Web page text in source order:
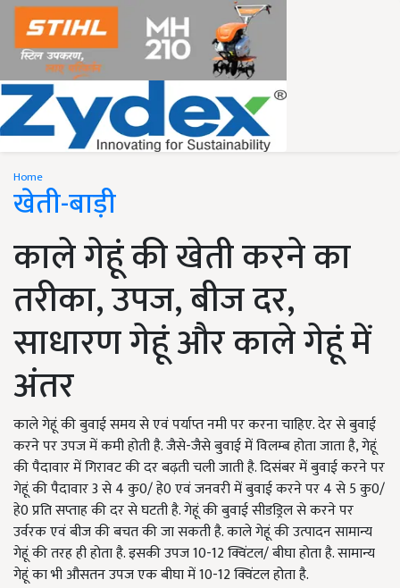
Home
खेती-बाड़ी
काले गेहूं की खेती करने का
तरीका, उपज, बीज दर,
साधारण गेहूं और काले गेहूं में
अंतर
काले गेहूं की बुवाई समय से एवं पर्याप्त नमी पर करना चाहिए. देर से बुवाई
करने पर उपज में कमी होती है. जैसे-जैसे बुवाई में विलम्ब होता जाता है, गेहूं
की पैदावार में गिरावट की दर बढ़ती चली जाती है. दिसंबर में बुवाई करने पर
गेहूं की पैदावार 3 से 4 कु0/ हे0 एवं जनवरी में बुवाई करने पर 4 से 5 कु0/
हे0 प्रति सप्ताह की दर से घटती है. गेहूं की बुवाई सीडड्रिल से करने पर
उर्वरक एवं बीज की बचत की जा सकती है. काले गेहूं की उत्पादन सामान्य
गेहूं की तरह ही होता है. इसकी उपज 10-12 क्विंटल/ बीघा होता है. सामान्य
गेहूं का भी औसतन उपज एक बीघा में 10-12 क्विंटल होता है.